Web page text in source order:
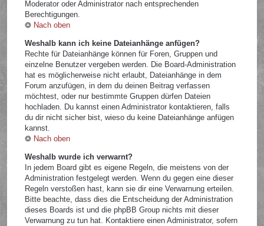
Moderator oder Administrator nach entsprechenden
Berechtigungen.
Nach oben
Weshalb kann ich keine Dateianhänge anfügen?
Rechte für Dateianhänge können für Foren, Gruppen und
einzelne Benutzer vergeben werden. Die Board-Administration
hat es möglicherweise nicht erlaubt, Dateianhänge in dem
Forum anzufügen, in dem du deinen Beitrag verfassen
möchtest, oder nur bestimmte Gruppen dürfen Dateien
hochladen. Du kannst einen Administrator kontaktieren, falls
du dir nicht sicher bist, wieso du keine Dateianhänge anfügen
kannst.
Nach oben
Weshalb wurde ich verwarnt?
In jedem Board gibt es eigene Regeln, die meistens von der
Administration festgelegt werden. Wenn du gegen eine dieser
Regeln verstoßen hast, kann sie dir eine Verwarnung erteilen.
Bitte beachte, dass dies die Entscheidung der Administration
dieses Boards ist und die phpBB Group nichts mit dieser
Verwarnung zu tun hat. Kontaktiere einen Administrator, sofern